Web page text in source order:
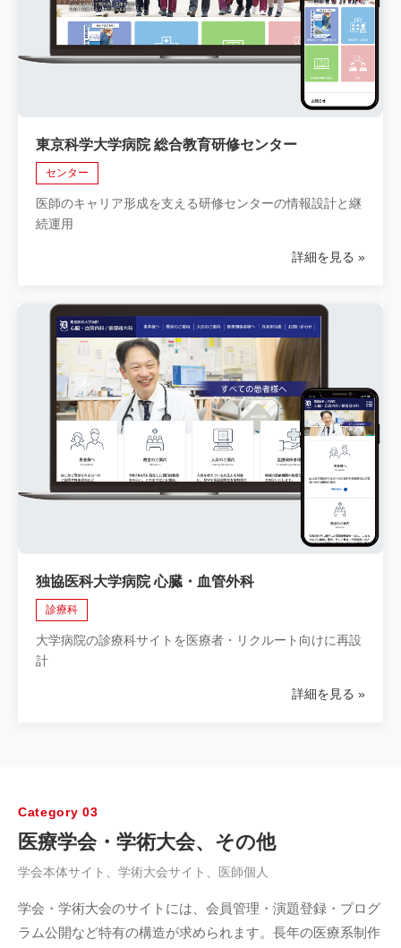
東京科学大学病院 総合教育研修センター
センター
医師のキャリア形成を支える研修センターの情報設計と継
続運用
詳細を見る
独協医科大学病院 心臓・血管外科
診療科
大学病院の診療科サイトを医療者・リクルート向けに再設
計
詳細を見る
Category 03
医療学会・学術大会、その他
学会本体サイト、学術大会サイト、医師個人
学会・学術大会のサイトには、会員管理・演題登録・プログ
ラム公開など特有の構造が求められます。長年の医療系制作